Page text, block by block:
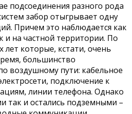
подсоединения разного рода
забор отыгрывает одну
Причем это наблюдается как
и на частной территории. По
лет которые, кстати, очень
большинство
воздушному пути: кабельное
подключение к
линии телефона. Однако
так и остались подземными –